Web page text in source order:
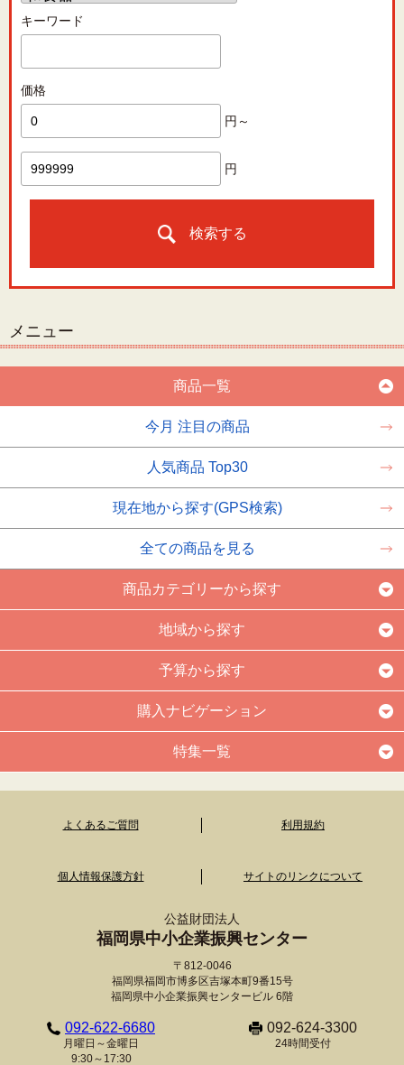
キーワード
価格
円～
円
検索する
メニュー
商品一覧
今月 注目の商品
人気商品 Top30
現在地から探す(GPS検索)
全ての商品を見る
商品カテゴリーから探す
地域から探す
予算から探す
購入ナビゲーション
特集一覧
よくあるご質問 利用規約
個人情報保護方針 サイトのリンクについて
公益財団法人
福岡県中小企業振興センター
〒812-0046
福岡県福岡市博多区吉塚本町9番15号
福岡県中小企業振興センタービル 6階
092-622-6680
月曜日～金曜日
9:30～17:30
092-624-3300
24時間受付